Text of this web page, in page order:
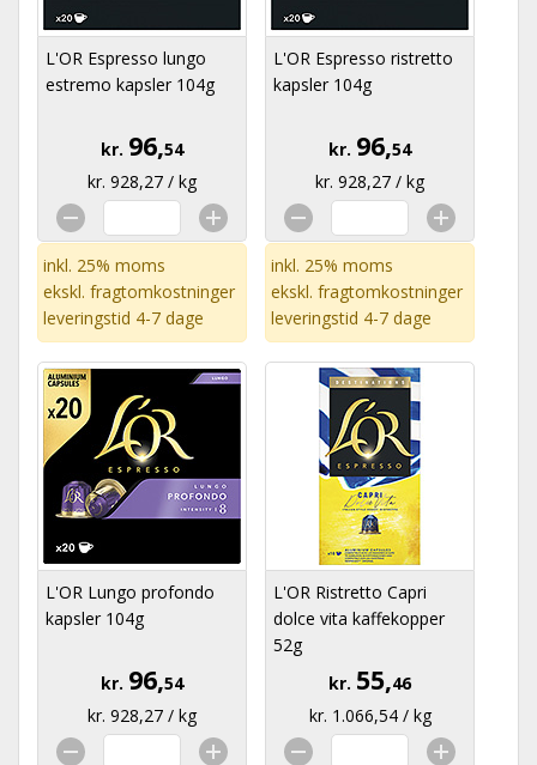
L'OR Espresso lungo
estremo kapsler 104g
kr. 96,54
kr. 928,27 / kg
inkl. 25% moms
ekskl. fragtomkostninger
leveringstid 4-7 dage
L'OR Espresso ristretto
kapsler 104g
kr. 96,54
kr. 928,27 / kg
inkl. 25% moms
ekskl. fragtomkostninger
leveringstid 4-7 dage
L'OR Lungo profondo
kapsler 104g
kr. 96,54
kr. 928,27 / kg
L'OR Ristretto Capri
dolce vita kaffekopper
52g
kr. 55,46
kr. 1.066,54 / kg